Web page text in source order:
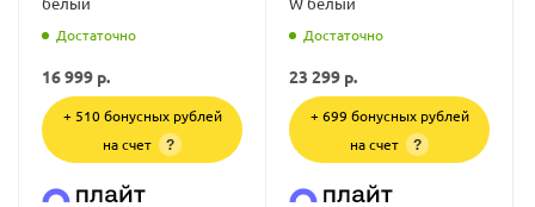
Достаточно
16 999 р.
+ 510 бонусных рублей
на счет
?
Достаточно
23 299 р.
+ 699 бонусных рублей
на счет
?